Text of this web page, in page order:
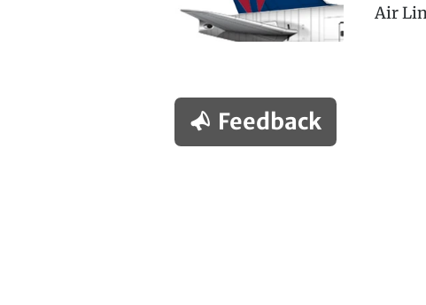
Air
Feedback